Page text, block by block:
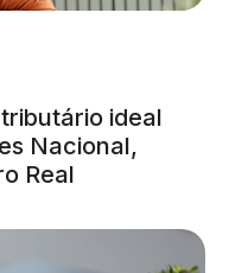
ideal
Nacional,
Real